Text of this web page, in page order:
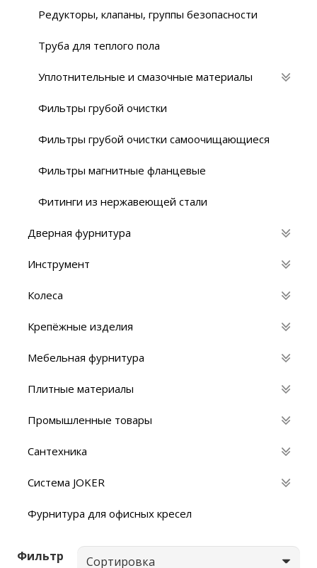
Редукторы, клапаны, группы безопасности
Труба для теплого пола
Уплотнительные и смазочные материалы
Фильтры грубой очистки
Фильтры грубой очистки самоочищающиеся
Фильтры магнитные фланцевые
Фитинги из нержавеющей стали
Дверная фурнитура
Инструмент
Колеса
Крепёжные изделия
Мебельная фурнитура
Плитные материалы
Промышленные товары
Сантехника
Система JOKER
Фурнитура для офисных кресел
Фильтр